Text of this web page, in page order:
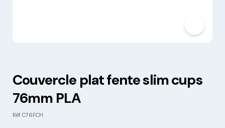
Couvercle plat fente slim cups
76mm PLA
Réf C76FCH